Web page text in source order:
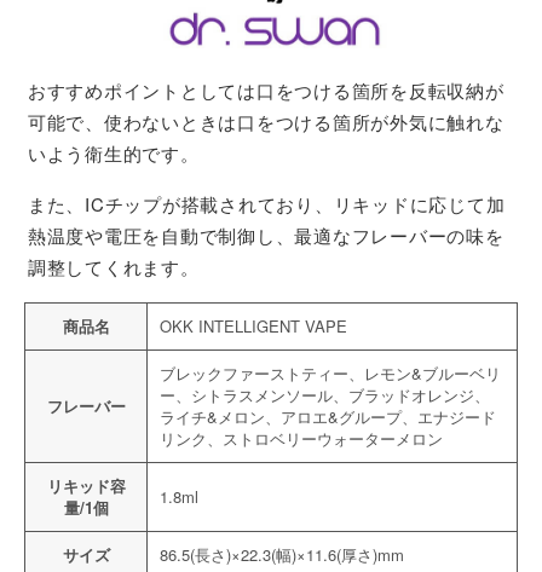
おすすめポイントとしては口をつける箇所を反転収納が
可能で、使わないときは口をつける箇所が外気に触れな
いよう衛生的です。
また、ICチップが搭載されており、リキッドに応じて加
熱温度や電圧を自動で制御し、最適なフレーバーの味を
調整してくれます。
商品名 OKK INTELLIGENT VAPE
フレーバー
ブレックファーストティー、レモン&ブルーベリ
ー、シトラスメンソール、ブラッドオレンジ、
ライチ&メロン、アロエ&グループ、エナジード
リンク、ストロベリーウォーターメロン
リキッド容
量/1個
1.8ml
サイズ 86.5(長さ)×22.3(幅)×11.6(厚さ)mm